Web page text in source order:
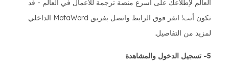
العالم لإطلاعك على أسرع منصة ترجمة للأعمال في العالم - قد
تكون أنت! انقر فوق الرابط واتصل بفريق MotaWord الداخلي
لمزيد من التفاصيل.
5- تسجيل الدخول والمشاهدة